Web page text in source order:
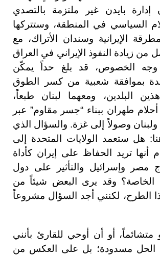
إدارة بايدن غير ملتزمة بالتصدي
السياسي في المنطقة، وستتركها
الإيرانية وسندان الأتراك، مع
من زيادة النفوذ الإيراني في العراق
الخصوص، قد بلغ حداً يمكّن
بموافقة شعبية من كسر الطوق
البلدين، ومعهما لبنان طبعاً،
أحلام طهران ببناء “جسر مقاوم” عبر
ولبنان وصولاً إلى غزة. والسؤال الذي
هل ستعمد الولايات المتحدة إلى
أنها تريد الحفاظ على إيران كأداة
مصر وإسرائيل والتأثير على دول
الخاصة؟ وقد يرى البعض شيئاً من
الطرح، لكنني أجد السؤال مشروعاً
متشائماً، أو أن أوحي للقارئ بأنني
الحل مسدودة؛ بل على العكس من